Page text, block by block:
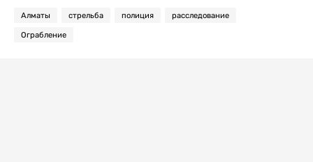
Алматы стрельба полиция расследование
Ограбление